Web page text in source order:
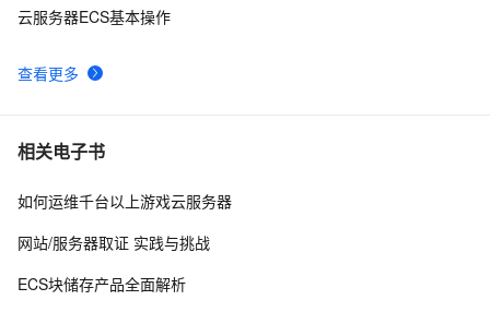
查看更多
云服务器ECS基本操作
相关电子书
如何运维千台以上游戏云服务器
网站/服务器取证 实践与挑战
ECS块储存产品全面解析